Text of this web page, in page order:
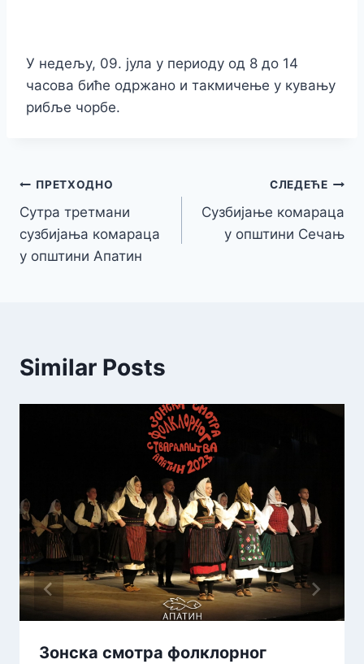
У недељу, 09. јула у периоду од 8 до 14
часова биће одржано и такмичење у кувању
рибље чорбе.
Кретање
чланка
ПРЕТХОДНО
Сутра третмани
сузбијања комараца
у општини Апатин
СЛЕДЕЋЕ
Сузбијање комараца
у општини Сечањ
Similar Posts
Зонска смотра фолклорног